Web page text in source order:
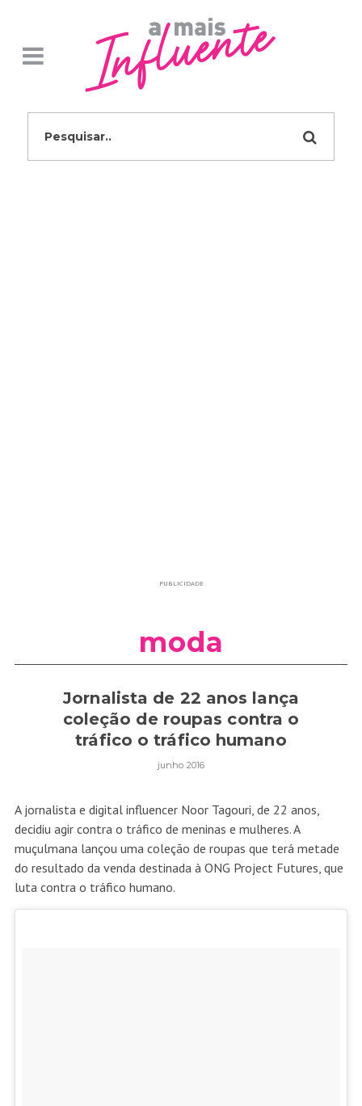
PUBLICIDADE
moda
Jornalista de 22 anos lança
coleção de roupas contra o
tráfico o tráfico humano
junho 2016
A jornalista e digital influencer Noor Tagouri, de 22 anos,
decidiu agir contra o tráfico de meninas e mulheres. A
muçulmana lançou uma coleção de roupas que terá metade
do resultado da venda destinada à ONG Project Futures, que
luta contra o tráfico humano.